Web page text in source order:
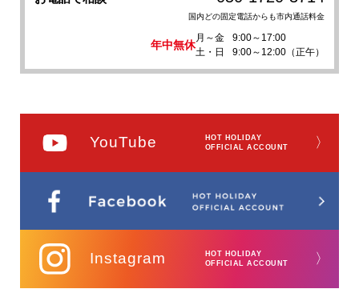
国内どの固定電話からも市内通話料金
年中無休
月～金
9:00～17:00
土・日
9:00～12:00（正午）
YouTube
HOT HOLIDAY
OFFICIAL ACCOUNT
〉
Instagram
HOT HOLIDAY
OFFICIAL ACCOUNT
〉